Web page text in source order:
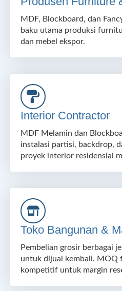
MDF, Blockboard, dan
baku utama produksi
dan mebel ekspor.
Interior Contractor
MDF Melamin dan
instalasi partisi, backdrop,
proyek interior residensial
Toko Bangunan &
Pembelian grosir berbagai
untuk dijual kembali. MOQ
kompetitif untuk margin